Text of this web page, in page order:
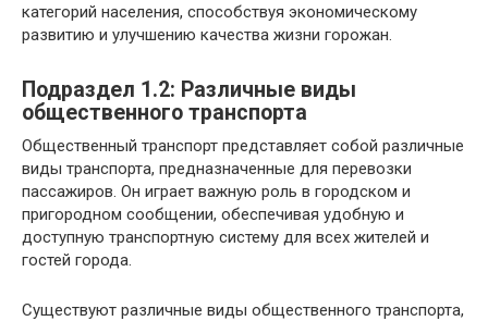
категорий населения, способствуя экономическому
развитию и улучшению качества жизни горожан.
Подраздел 1.2: Различные виды
общественного транспорта
Общественный транспорт представляет собой различные
виды транспорта, предназначенные для перевозки
пассажиров. Он играет важную роль в городском и
пригородном сообщении, обеспечивая удобную и
доступную транспортную систему для всех жителей и
гостей города.
Существуют различные виды общественного транспорта,